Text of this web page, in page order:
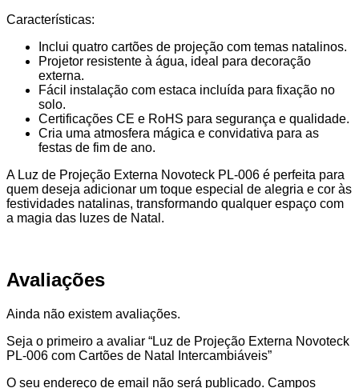
Características:
Inclui quatro cartões de projeção com temas natalinos.
Projetor resistente à água, ideal para decoração
externa.
Fácil instalação com estaca incluída para fixação no
solo.
Certificações CE e RoHS para segurança e qualidade.
Cria uma atmosfera mágica e convidativa para as
festas de fim de ano.
A Luz de Projeção Externa Novoteck PL-006 é perfeita para
quem deseja adicionar um toque especial de alegria e cor às
festividades natalinas, transformando qualquer espaço com
a magia das luzes de Natal.
Avaliações
Ainda não existem avaliações.
Seja o primeiro a avaliar “Luz de Projeção Externa Novoteck
PL-006 com Cartões de Natal Intercambiáveis”
O seu endereço de email não será publicado. Campos